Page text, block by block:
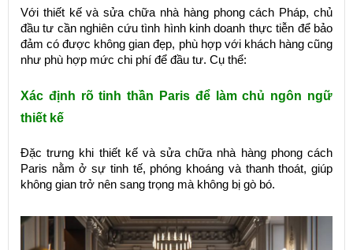
Với thiết kế và sửa chữa nhà hàng phong cách Pháp, chủ
đầu tư cần nghiên cứu tình hình kinh doanh thực tiễn để bảo
đảm có được không gian đẹp, phù hợp với khách hàng cũng
như phù hợp mức chi phí để đầu tư. Cụ thể:
Xác định rõ tinh thần Paris để làm chủ ngôn ngữ
thiết kế
Đặc trưng khi thiết kế và sửa chữa nhà hàng phong cách
Paris nằm ở sự tinh tế, phóng khoáng và thanh thoát, giúp
không gian trở nên sang trọng mà không bị gò bó.